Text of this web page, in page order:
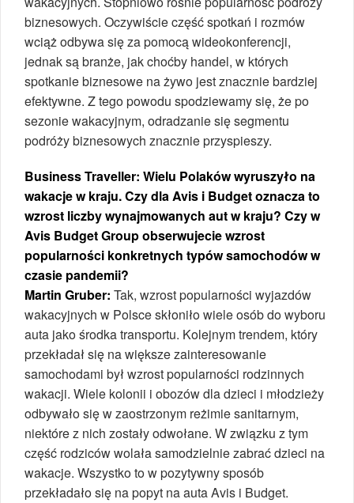
biznesowych. Oczywiście część spotkań i rozmów
wciąż odbywa się za pomocą wideokonferencji,
jednak są branże, jak choćby handel, w których
spotkanie biznesowe na żywo jest znacznie bardziej
efektywne. Z tego powodu spodziewamy się, że po
sezonie wakacyjnym, odradzanie się segmentu
podróży biznesowych znacznie przyspieszy.
Business Traveller: Wielu Polaków wyruszyło na
wakacje w kraju. Czy dla Avis i Budget oznacza to
wzrost liczby wynajmowanych aut w kraju? Czy w
Avis Budget Group obserwujecie wzrost
popularności konkretnych typów samochodów w
czasie pandemii?
Martin Gruber: Tak, wzrost popularności wyjazdów
wakacyjnych w Polsce skłoniło wiele osób do wyboru
auta jako środka transportu. Kolejnym trendem, który
przekładał się na większe zainteresowanie
samochodami był wzrost popularności rodzinnych
wakacji. Wiele kolonii i obozów dla dzieci i młodzieży
odbywało się w zaostrzonym reżimie sanitarnym,
niektóre z nich zostały odwołane. W związku z tym
część rodziców wolała samodzielnie zabrać dzieci na
wakacje. Wszystko to w pozytywny sposób
przekładało się na popyt na auta Avis i Budget.